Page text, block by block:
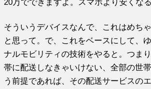
20万でできますよ。スマホより安くな
そういうデバイスなんで、これはめち
と思って。で、これをベースにして、
ナルモビリティの技術をやると。つま
帯に配送しなきゃいけない、全部の世
う前提であれば、その配送サービスの